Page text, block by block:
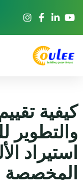
كيفية
والتطوير
استيراد
المخصصة